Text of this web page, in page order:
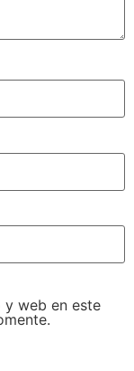
y web en este